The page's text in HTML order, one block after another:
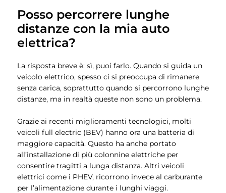
Posso percorrere lunghe
distanze con la mia auto
elettrica?
La risposta breve è: sì, puoi farlo. Quando si guida un
veicolo elettrico, spesso ci si preoccupa di rimanere
senza carica, soprattutto quando si percorrono lunghe
distanze, ma in realtà queste non sono un problema.
Grazie ai recenti miglioramenti tecnologici, molti
veicoli full electric (BEV) hanno ora una batteria di
maggiore capacità. Questo ha anche portato
all’installazione di più colonnine elettriche per
consentire tragitti a lunga distanza. Altri veicoli
elettrici come i PHEV, ricorrono invece al carburante
per l’alimentazione durante i lunghi viaggi.